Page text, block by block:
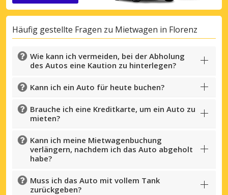
Häufig gestellte Fragen zu Mietwagen in Florenz
Wie kann ich vermeiden, bei der Abholung
des Autos eine Kaution zu hinterlegen?
Kann ich ein Auto für heute buchen?
Brauche ich eine Kreditkarte, um ein Auto zu
mieten?
Kann ich meine Mietwagenbuchung
verlängern, nachdem ich das Auto abgeholt
habe?
Muss ich das Auto mit vollem Tank
zurückgeben?